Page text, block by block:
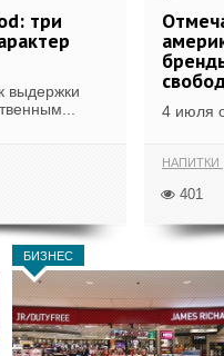
три
выдержки
4 июля
НАПИТКИ
401
БИЗНЕС